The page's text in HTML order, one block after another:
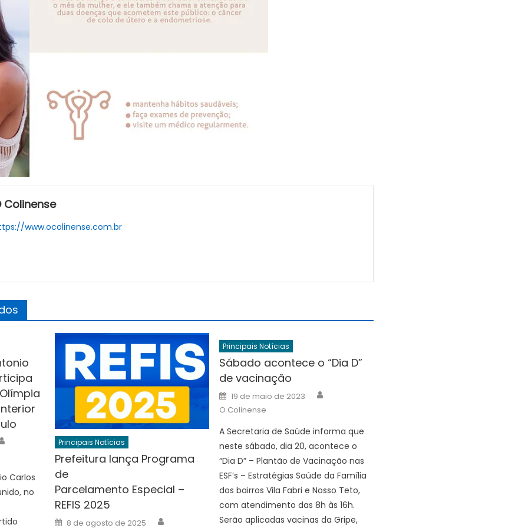
Colinense
www.ocolinense.com.br
Carlos
no
Principais Notícias
Prefeitura lança Programa
de
Parcelamento Especial –
REFIS 2025
Posted
8 de agosto de 2025
Principais Notícias
Sábado acontece o “Dia D”
de vacinação
Posted
on
19 de maio de 2023
O Colinense
A Secretaria de Saúde informa que
neste sábado, dia 20, acontece o
“Dia D” – Plantão de Vacinação nas
ESF’s – Estratégias Saúde da Família
dos bairros Vila Fabri e Nosso Teto,
com atendimento das 8h às 16h.
Serão aplicadas vacinas da Gripe,